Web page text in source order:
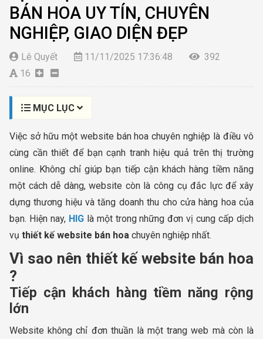
BÁN HOA UY TÍN, CHUYÊN
NGHIỆP, GIAO DIỆN ĐẸP
Lê Quyết 11/11/2025 17:36:48
392
16
MỤC LỤC
Việc sở hữu một website bán hoa chuyên nghiệp là điều vô
cùng cần thiết để bạn cạnh tranh hiệu quả trên thị trường
online. Không chỉ giúp bạn tiếp cận khách hàng tiềm năng
một cách dễ dàng, website còn là công cụ đắc lực để xây
dựng thương hiệu và tăng doanh thu cho cửa hàng hoa của
bạn. Hiện nay, HIGlà một trong những đơn vị cung cấp dịch
vụ thiết kế website bán hoa chuyên nghiệp nhất​.
Vì sao nên thiết kế website bán hoa
?
Tiếp cận khách hàng tiềm năng rộng
lớn
Website không chỉ đơn thuần là một trang web mà còn là